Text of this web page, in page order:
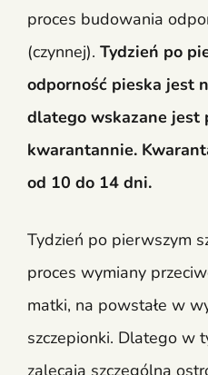
proces budowania
(czynnej). Tydzień po
odporność pieska jest
dlatego wskazane jest
kwarantannie.
od 10 do 14 dni.
Tydzień po pierwszym
proces wymiany
matki, na powstałe w
szczepionki. Dlatego w
zalecają szczególną